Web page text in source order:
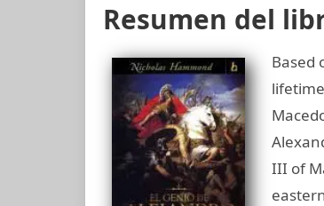
Resumen del
Based
III of